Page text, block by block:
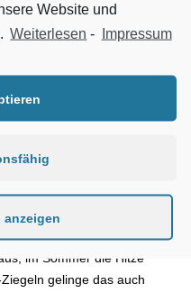
von Mauerwerk, also
Ziegel. Die Studie
sondern die energetische
Kuhlemann: „Die Studie
bereits seit 5 000
sind klimaregulierend,
im Sommer die Hitze
gelinge das auch
Website und
Weiterlesen - Impressum